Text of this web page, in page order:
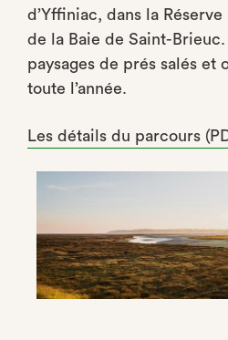
d’Yffiniac, dans la
de la Baie de Saint-
paysages de prés salés et
toute l’année.
Les détails du parcours